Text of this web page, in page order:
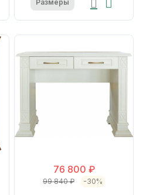
Размеры
76 800 ₽
99 840 ₽ -30%